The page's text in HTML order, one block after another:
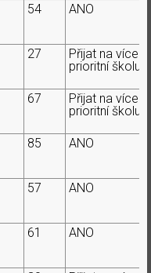
54 ANO
27
Přijat na více
prioritní školu
67
Přijat na více
prioritní školu
85 ANO
57 ANO
61 ANO